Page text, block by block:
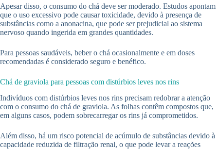
Apesar disso, o consumo do chá deve ser moderado. Estudos apontam
que o uso excessivo pode causar toxicidade, devido à presença de
substâncias como a anonacina, que pode ser prejudicial ao sistema
nervoso quando ingerida em grandes quantidades.
Para pessoas saudáveis, beber o chá ocasionalmente e em doses
recomendadas é considerado seguro e benéfico.
Chá de graviola para pessoas com distúrbios leves nos rins
Indivíduos com distúrbios leves nos rins precisam redobrar a atenção
com o consumo do chá de graviola. As folhas contêm compostos que,
em alguns casos, podem sobrecarregar os rins já comprometidos.
Além disso, há um risco potencial de acúmulo de substâncias devido à
capacidade reduzida de filtração renal, o que pode levar a reações